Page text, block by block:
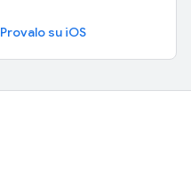
Provalo su iOS